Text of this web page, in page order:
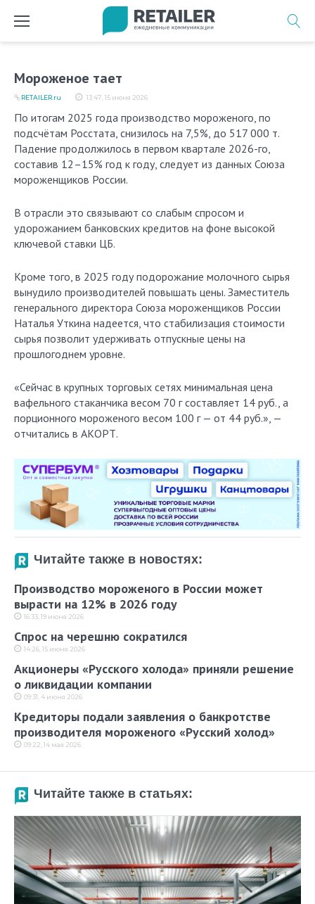
Мороженое тает
13:47, 15 июня 2026
RETAILER.ru
По итогам 2025 года производство мороженого, по
подсчётам Росстата, снизилось на 7,5%, до 517 000 т.
Падение продолжилось в первом квартале 2026-го,
составив 12–15% год к году, следует из данных Союза
мороженщиков России.
В отрасли это связывают со слабым спросом и
удорожанием банковских кредитов на фоне высокой
ключевой ставки ЦБ.
Кроме того, в 2025 году подорожание молочного сырья
вынудило производителей повышать цены. Заместитель
генерального директора Союза мороженщиков России
Наталья Уткина надеется, что стабилизация стоимости
сырья позволит удерживать отпускные цены на
прошлогоднем уровне.
«Сейчас в крупных торговых сетях минимальная цена
вафельного стаканчика весом 70 г составляет 14 руб., а
порционного мороженого весом 100 г — от 44 руб.», —
отчитались в АКОРТ.
Читайте также в новостях:
Производство мороженого в России может
вырасти на 12% в 2026 году
16:33, 19 июня 2026
Спрос на черешню сократился
14:26, 15 июня 2026
Акционеры «Русского холода» приняли решение
о ликвидации компании
09:31, 4 июня 2026
Кредиторы подали заявления о банкротстве
производителя мороженого «Русский холод»
09:22, 14 мая 2026
Читайте также в статьях: